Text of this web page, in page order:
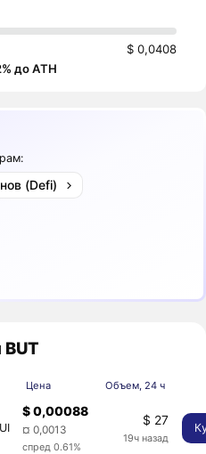
$ 0,0408
до ATH
(Defi)
Цена Объем, 24 ч
$ 0,00088
¤ 0,0013
спред 0.61%
$ 27
19ч назад